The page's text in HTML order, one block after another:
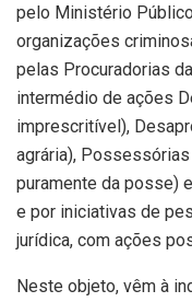
pelo Ministério
organizações
pelas Procuradorias
intermédio de ações
imprescritível),
agrária),
puramente da posse)
e por iniciativas de
jurídica, com ações
Neste objeto, vêm à